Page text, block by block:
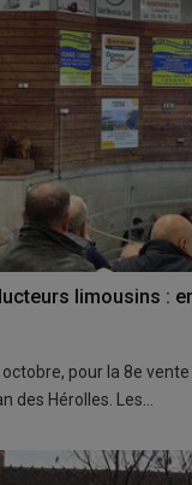
limousins :
pour la 8e
des Hérolles. Les…